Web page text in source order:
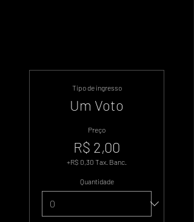
Tipo de ingresso
Um Voto
Preço
R$ 2,00
+R$ 0,30 Tax. Banc.
Quantidade